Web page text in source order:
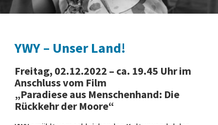
YWY – Unser Land!
Freitag, 02.12.2022 – ca. 19.45 Uhr im
Anschluss vom Film
„Paradiese aus Menschenhand: Die
Rückkehr der Moore“